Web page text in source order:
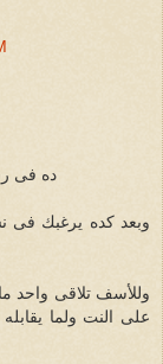
ده فى
وبعد كده يرغبك فى
وللأسف تلاقى واحد
على النت ولما